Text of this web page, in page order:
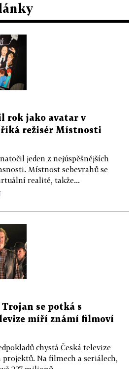
rok jako avatar v
říká režisér Místnosti
jeden z nejúspěšnějších
Místnost sebevrahů se
realitě, takže...
Trojan se potká s
míří známí filmoví
chystá Česká televize
Na filmech a seriálech,